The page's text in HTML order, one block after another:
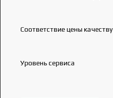
Соответствие цены качеству
Уровень сервиса